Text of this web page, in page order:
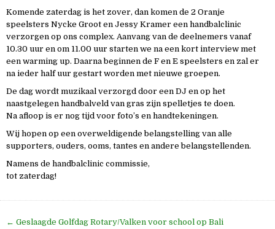
Komende zaterdag is het zover, dan komen de 2 Oranje
speelsters Nycke Groot en Jessy Kramer een handbalclinic
verzorgen op ons complex. Aanvang van de deelnemers vanaf
10.30 uur en om 11.00 uur starten we na een kort interview met
een warming up. Daarna beginnen de F en E speelsters en zal er
na ieder half uur gestart worden met nieuwe groepen.
De dag wordt muzikaal verzorgd door een DJ en op het
naastgelegen handbalveld van gras zijn spelletjes te doen.
Na afloop is er nog tijd voor foto’s en handtekeningen.
Wij hopen op een overweldigende belangstelling van alle
supporters, ouders, ooms, tantes en andere belangstellenden.
Namens de handbalclinic commissie,
tot zaterdag!
Bericht
← Geslaagde Golfdag Rotary/Valken voor school op Bali